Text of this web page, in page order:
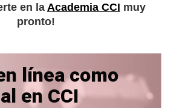
en la Academia CCI muy
pronto!
línea como
en CCI